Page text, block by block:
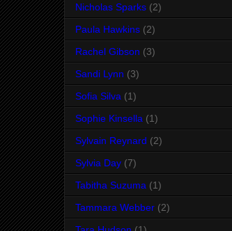
Nicholas Sparks (2)
Paula Hawkins (2)
Rachel Gibson (3)
Sandi Lynn (3)
Sofia Silva (1)
Sophie Kinsella (1)
Sylvain Reynard (2)
Sylvia Day (7)
Tabitha Suzuma (1)
Tammara Webber (2)